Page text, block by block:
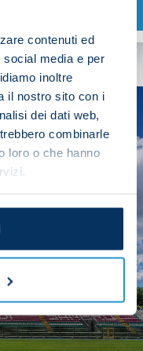
contenuti ed
social media e per
inoltre
il nostro sito con i
dei dati web,
combinarle
loro o che hanno
JOURNEY